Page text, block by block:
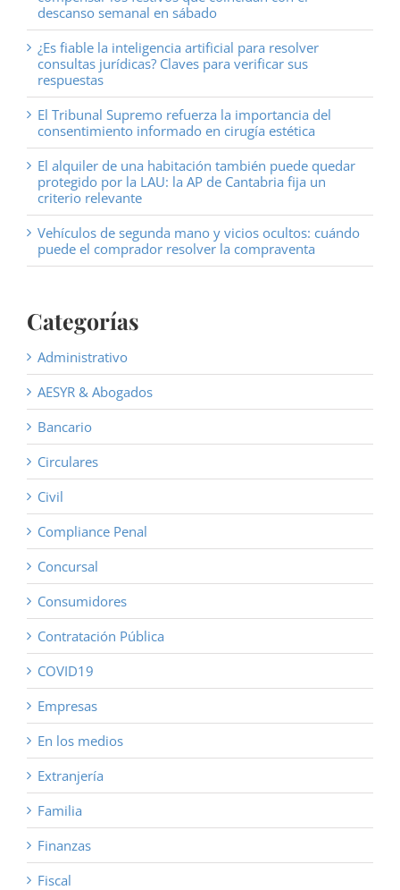
descanso semanal en sábado
¿Es fiable la inteligencia artificial para resolver
consultas jurídicas? Claves para verificar sus
respuestas
El Tribunal Supremo refuerza la importancia del
consentimiento informado en cirugía estética
El alquiler de una habitación también puede quedar
protegido por la LAU: la AP de Cantabria fija un
criterio relevante
Vehículos de segunda mano y vicios ocultos: cuándo
puede el comprador resolver la compraventa
Categorías
Administrativo
AESYR & Abogados
Bancario
Circulares
Civil
Compliance Penal
Concursal
Consumidores
Contratación Pública
COVID19
Empresas
En los medios
Extranjería
Familia
Finanzas
Fiscal